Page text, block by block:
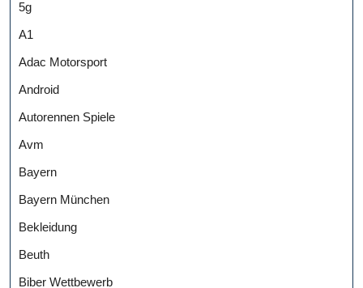
5g
A1
Adac Motorsport
Android
Autorennen Spiele
Avm
Bayern
Bayern München
Bekleidung
Beuth
Biber Wettbewerb